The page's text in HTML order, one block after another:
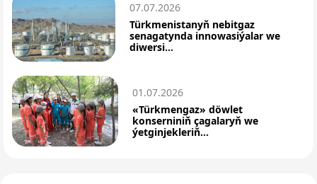
07.07.2026
Türkmenistanyň nebitgaz
senagatynda innowasiýalar we
diwersi...
01.07.2026
«Türkmengaz» döwlet
konserniniň çagalaryň we
ýetginjekleriň...